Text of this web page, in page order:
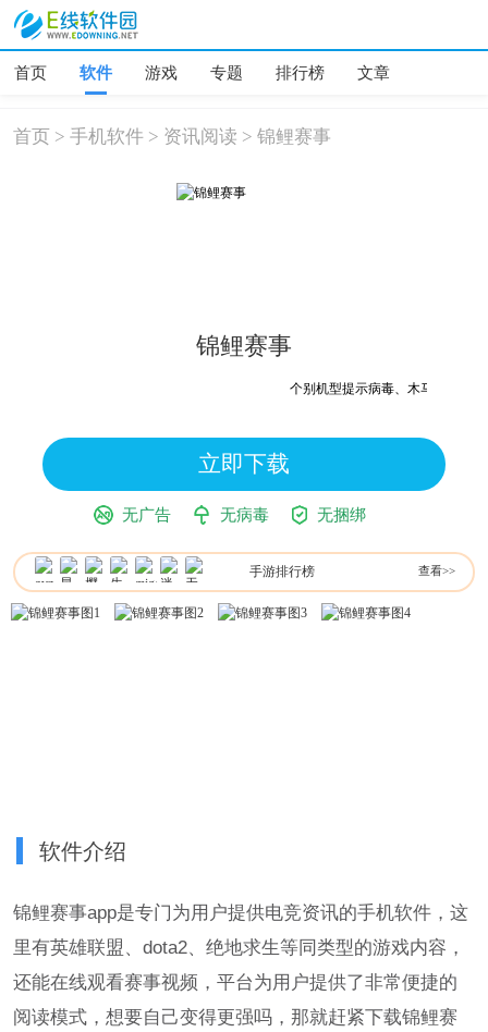
首页 软件 游戏 专题 排行榜 文章
首页 >手机软件 > 资讯阅读 >锦鲤赛事
锦鲤赛事
个别机型提示病毒、木马、危险，
立即下载
无广告 无病毒 无捆绑
手游排行榜 查看>>
软件介绍
锦鲤赛事app是专门为用户提供电竞资讯的手机软件，这
里有英雄联盟、dota2、绝地求生等同类型的游戏内容，
还能在线观看赛事视频，平台为用户提供了非常便捷的
阅读模式，想要自己变得更强吗，那就赶紧下载锦鲤赛